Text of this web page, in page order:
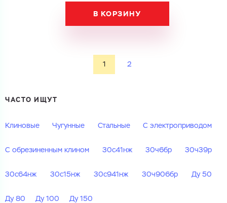
В КОРЗИНУ
1 2
ЧАСТО ИЩУТ
Клиновые Чугунные Стальные С электроприводом
С обрезиненным клином 30с41нж 30ч6бр 30ч39р
30с64нж 30с15нж 30с941нж 30ч906бр Ду 50
Ду 80 Ду 100 Ду 150